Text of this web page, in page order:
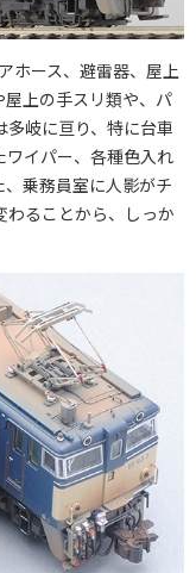
ホース、避雷器、屋上
上の手スリ類や、パ
岐に亘り、特に台車
ワイパー、各種色入れ
乗務員室に人影がチ
わることから、しっか